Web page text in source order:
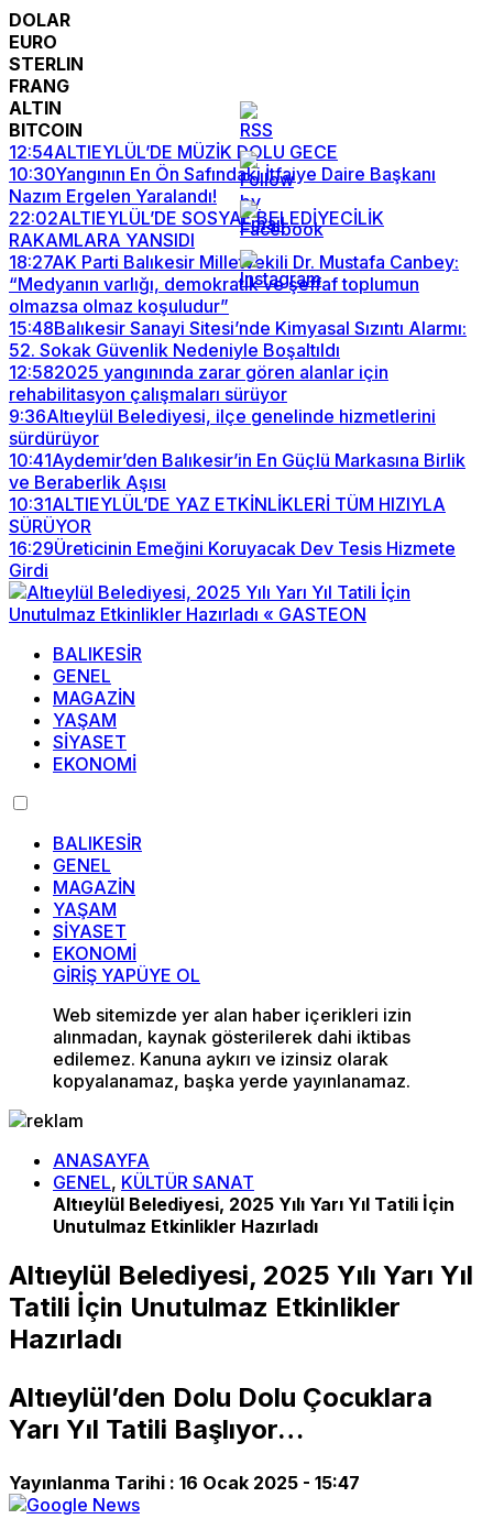
DOLAR
EURO
STERLIN
FRANG
ALTIN
BITCOIN
12:54ALTIEYLÜL’DE MÜZİK DOLU GECE
10:30Yangının En Ön Safındaki İtfaiye Daire Başkanı
Nazım Ergelen Yaralandı!
22:02ALTIEYLÜL’DE SOSYAL BELEDİYECİLİK
RAKAMLARA YANSIDI
18:27AK Parti Balıkesir Milletvekili Dr. Mustafa Canbey:
“Medyanın varlığı, demokratik ve şeffaf toplumun
olmazsa olmaz koşuludur”
15:48Balıkesir Sanayi Sitesi’nde Kimyasal Sızıntı Alarmı:
52. Sokak Güvenlik Nedeniyle Boşaltıldı
12:582025 yangınında zarar gören alanlar için
rehabilitasyon çalışmaları sürüyor
9:36Altıeylül Belediyesi, ilçe genelinde hizmetlerini
sürdürüyor
10:41Aydemir’den Balıkesir’in En Güçlü Markasına Birlik
ve Beraberlik Aşısı
10:31ALTIEYLÜL’DE YAZ ETKİNLİKLERİ TÜM HIZIYLA
SÜRÜYOR
16:29Üreticinin Emeğini Koruyacak Dev Tesis Hizmete
Girdi
BALIKESİR
GENEL
MAGAZİN
YAŞAM
SİYASET
EKONOMİ
BALIKESİR
GENEL
MAGAZİN
YAŞAM
SİYASET
EKONOMİ
GİRİŞ YAPÜYE OL
Web sitemizde yer alan haber içerikleri izin
alınmadan, kaynak gösterilerek dahi iktibas
edilemez. Kanuna aykırı ve izinsiz olarak
kopyalanamaz, başka yerde yayınlanamaz.
ANASAYFA
GENEL, KÜLTÜR SANAT
Altıeylül Belediyesi, 2025 Yılı Yarı Yıl Tatili İçin
Unutulmaz Etkinlikler Hazırladı
Altıeylül Belediyesi, 2025 Yılı Yarı Yıl
Tatili İçin Unutulmaz Etkinlikler
Hazırladı
Altıeylül’den Dolu Dolu Çocuklara
Yarı Yıl Tatili Başlıyor…
Yayınlanma Tarihi : 16 Ocak 2025 - 15:47